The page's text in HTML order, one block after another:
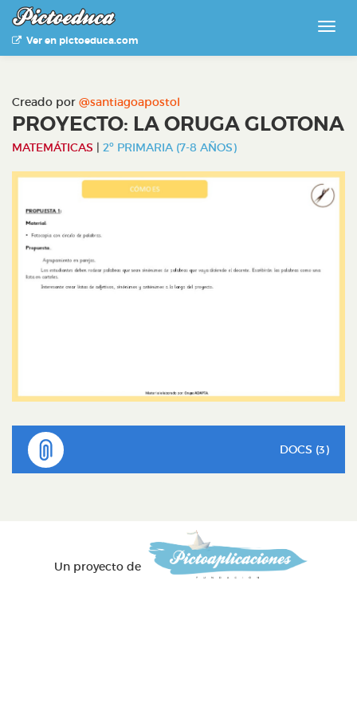
Ver en pictoeduca.com
Creado por @santiagoapostol
PROYECTO: LA ORUGA GLOTONA
MATEMÁTICAS | 2º PRIMARIA (7-8 AÑOS)
DOCS (3)
Un proyecto de